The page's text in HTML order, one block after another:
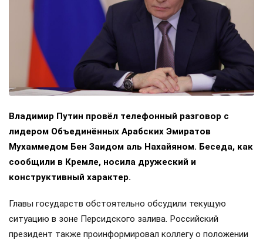
Владимир Путин провёл телефонный разговор с
лидером Объединённых Арабских Эмиратов
Мухаммедом Бен Заидом аль Нахайяном. Беседа, как
сообщили в Кремле, носила дружеский и
конструктивный характер.
Главы государств обстоятельно обсудили текущую
ситуацию в зоне Персидского залива. Российский
президент также проинформировал коллегу о положении